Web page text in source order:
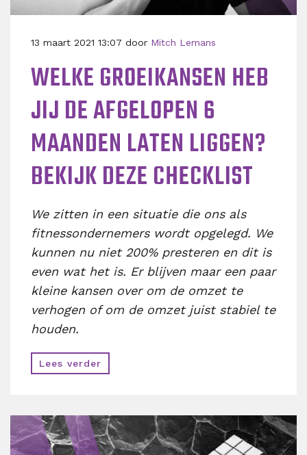
13 maart 2021 13:07 door Mitch Lemans
WELKE GROEIKANSEN HEB
JIJ DE AFGELOPEN 6
MAANDEN LATEN LIGGEN?
BEKIJK DEZE CHECKLIST
We zitten in een situatie die ons als
fitnessondernemers wordt opgelegd. We
kunnen nu niet 200% presteren en dit is
even wat het is. Er blijven maar een paar
kleine kansen over om de omzet te
verhogen of om de omzet juist stabiel te
houden.
Lees verder